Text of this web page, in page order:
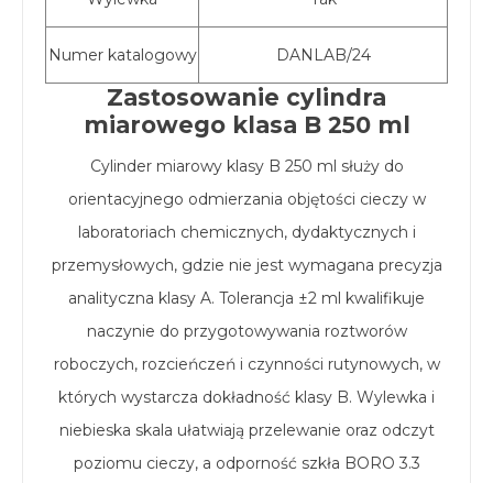
Numer katalogowy DANLAB/24
Zastosowanie cylindra
miarowego klasa B 250 ml
Cylinder miarowy klasy B 250 ml służy do
orientacyjnego odmierzania objętości cieczy w
laboratoriach chemicznych, dydaktycznych i
przemysłowych, gdzie nie jest wymagana precyzja
analityczna klasy A. Tolerancja ±2 ml kwalifikuje
naczynie do przygotowywania roztworów
roboczych, rozcieńczeń i czynności rutynowych, w
których wystarcza dokładność klasy B. Wylewka i
niebieska skala ułatwiają przelewanie oraz odczyt
poziomu cieczy, a odporność szkła BORO 3.3